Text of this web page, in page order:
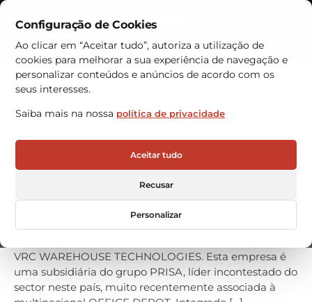
Configuração de Cookies
Ao clicar em “Aceitar tudo”, autoriza a utilização de
cookies para melhorar a sua experiência de navegação e
personalizar conteúdos e anúncios de acordo com os
seus interesses.
Saiba mais na nossa política de privacidade
Aceitar tudo
Recusar
Personalizar
Contactos
SURTIVENTAS, empresa do
grupo chileno PRISA
automatiza centro de
produtos de papelaria, com mais de 300 colaboradores
automatizou o seu armazém com a aquisição de
VRC WAREHOUSE TECHNOLOGIES. Esta empresa é
uma subsidiária do grupo PRISA, líder incontestado do
sector neste país, muito recentemente associada à